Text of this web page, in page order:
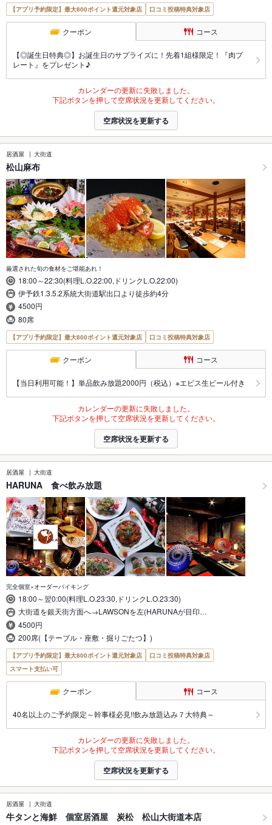
【アプリ予約限定】最大800ポイント還元対象店 口コミ投稿特典対象店
クーポン コース
【◎誕生日特典◎】お誕生日のサプライズに！先着1組様限定！『肉プ
レート』をプレゼント♪
カレンダーの更新に失敗しました。
下記ボタンを押して空席状況を更新してください。
空席状況を更新する
居酒屋 大街道
松山麻布
厳選された旬の食材をご堪能あれ！
18:00～22:30(料理L.O.22:00,ドリンクL.O.22:00)
伊予鉄1.3.5.2系統大街道駅出口より徒歩約4分
4500円
80席
【アプリ予約限定】最大800ポイント還元対象店 口コミ投稿特典対象店
クーポン コース
【当日利用可能！】単品飲み放題2000円（税込）※エビス生ビール付き
カレンダーの更新に失敗しました。
下記ボタンを押して空席状況を更新してください。
空席状況を更新する
居酒屋 大街道
HARUNA 食べ飲み放題
完全個室×オーダーバイキング
18:00～翌0:00(料理L.O.23:30,ドリンクL.O.23:30)
大街道を銀天街方面へ→LAWSONを左(HARUNAが目印…
4500円
200席(【テーブル・座敷・掘りごたつ】)
【アプリ予約限定】最大800ポイント還元対象店
口コミ投稿特典対象店
スマート支払い可
クーポン コース
40名以上のご予約限定～幹事様必見!!飲み放題込み７大特典～
カレンダーの更新に失敗しました。
下記ボタンを押して空席状況を更新してください。
空席状況を更新する
居酒屋 大街道
牛タンと海鮮 個室居酒屋 炭松 松山大街道本店